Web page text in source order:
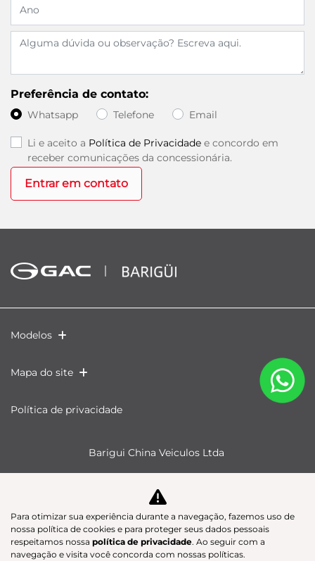
Preferência de contato:
Whatsapp Telefone Email
Li e aceito a Política de Privacidade e concordo em
receber comunicações da concessionária.
Entrar em contato
Modelos
Mapa do site
Política de privacidade
Barigui China Veiculos Ltda
Desacelere. Seu bem maior é a vida.
Para otimizar sua experiência durante a navegação, fazemos uso de
nossa política de cookies e para proteger seus dados pessoais
respeitamos nossa política de privacidade. Ao seguir com a
navegação e visita você concorda com nossas políticas.